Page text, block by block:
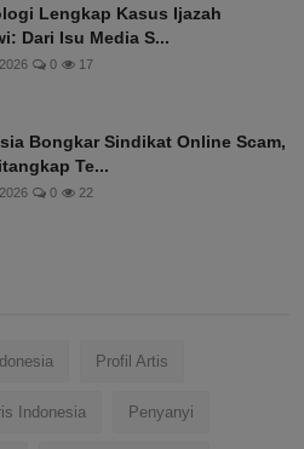
Lengkap Kasus Ijazah
Dari Isu Media S...
0 17
Bongkar Sindikat Online Scam,
Te...
0 22
Profil Artis
Indonesia Penyanyi